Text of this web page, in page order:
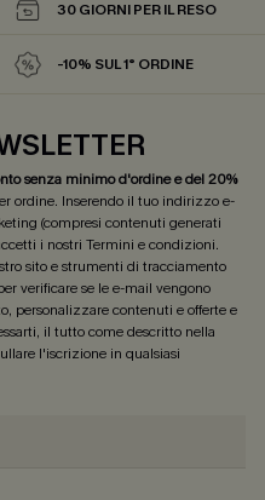
30 GIORNI PER IL RESO
-10% SUL 1° ORDINE
senza minimo d'ordine e del 20%
ordine. Inserendo il tuo indirizzo e-
(compresi contenuti generati
i nostri Termini e condizioni.
sito e strumenti di tracciamento
verificare se le e-mail vengono
personalizzare contenuti e offerte e
il tutto come descritto nella
l'iscrizione in qualsiasi